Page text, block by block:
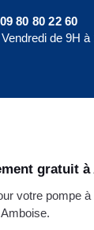
gratuit à
votre pompe
09 80 80 22 60
de 9H à